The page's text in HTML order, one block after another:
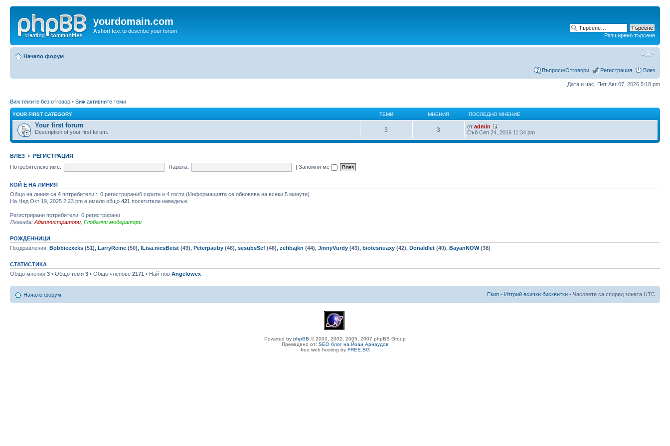
yourdomain.com
A short text to describe your forum
Разширено търсене
Начало форум
Въпроси/Отговори Регистрация Влез
Дата и час: Пет Авг 07, 2026 5:18 pm
Виж темите без отговор • Виж активните теми
YOUR FIRST CATEGORY ТЕМИ МНЕНИЯ ПОСЛЕДНО МНЕНИЕ
Your first forum
Description of your first forum. 3 3 отadmin
Съб Сеп 24, 2016 11:34 pm
ВЛЕЗ • РЕГИСТРАЦИЯ
Потребителско име:
Парола: |Запомни ме
КОЙ Е НА ЛИНИЯ
Общо на линия са 4 потребители :: 0 регистрирани0 скрити и 4 гости (Информацията се обновява на всеки 5 минути)
На Нед Окт 19, 2025 2:23 pm е имало общо 421 посетители наведнъж.
Регистрирани потребители: 0 регистрирани
Легенда: Администратори Глобални модератори
РОЖДЕННИЦИ
Поздравления: Bobbieexeks (51), LarryReine (50), lLisa.nicsBeist (49), Peterpauby (46), sesubsSef (46), zefibajkn (44), JinnyVurdy (43), biotesnuaxy (42), Donaldlet (40), BayanNOW(38)
СТАТИСТИКА
Общо мнения 3 • Общо теми 3 • Общо членове 2171 • Най-нов Angelowex
Начало форум Екип • Изтрий всички бисквитки • Часовете са според зоната UTC
Powered by phpBB © 2000, 2002, 2005, 2007 phpBB Group
Преведено от: SEO блог на Йоан Арнаудов
free web hosting by FREE.BG